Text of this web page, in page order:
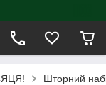
Шторний